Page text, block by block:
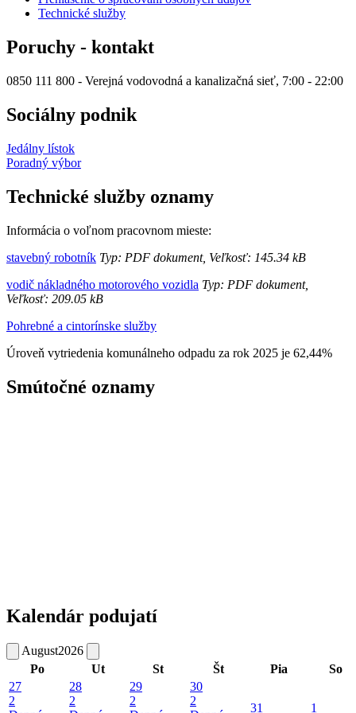
Technické služby
Poruchy - kontakt
0850 111 800 - Verejná vodovodná a kanalizačná sieť, 7:00 - 22:00
Sociálny podnik
Jedálny lístok
Poradný výbor
Technické služby oznamy
Informácia o voľnom pracovnom mieste:
stavebný robotník Typ: PDF dokument, Veľkosť: 145.34 kB
vodič nákladného motorového vozidla Typ: PDF dokument,
Veľkosť: 209.05 kB
Pohrebné a cintorínske služby
Úroveň vytriedenia komunálneho odpadu za rok 2025 je 62,44%
Smútočné oznamy
Kalendár podujatí
August2026
Po
Ut St Št Pia
So
27
2
28
2
29
2
30
2
31
1